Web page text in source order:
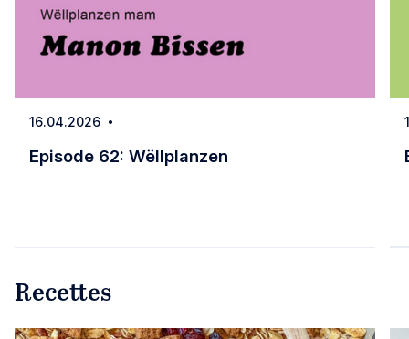
Date
16.04.2026
Episode 62: Wëllplanzen
Recettes